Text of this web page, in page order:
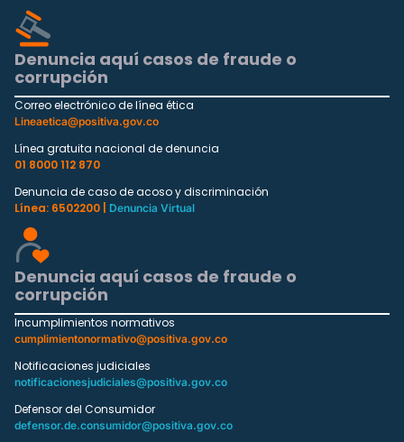
Denuncia aquí casos de fraude o
corrupción
Correo electrónico de línea ética
Lineaetica@positiva.gov.co
Línea gratuita nacional de denuncia
01 8000 112 870
Denuncia de caso de acoso y discriminación
Línea: 6502200 |
Denuncia Virtual
Denuncia aquí casos de fraude o
corrupción
Incumplimientos normativos
cumplimientonormativo@positiva.gov.co
Notificaciones judiciales
notificacionesjudiciales@positiva.gov.co
Defensor del Consumidor
defensor.de.consumidor@positiva.gov.co